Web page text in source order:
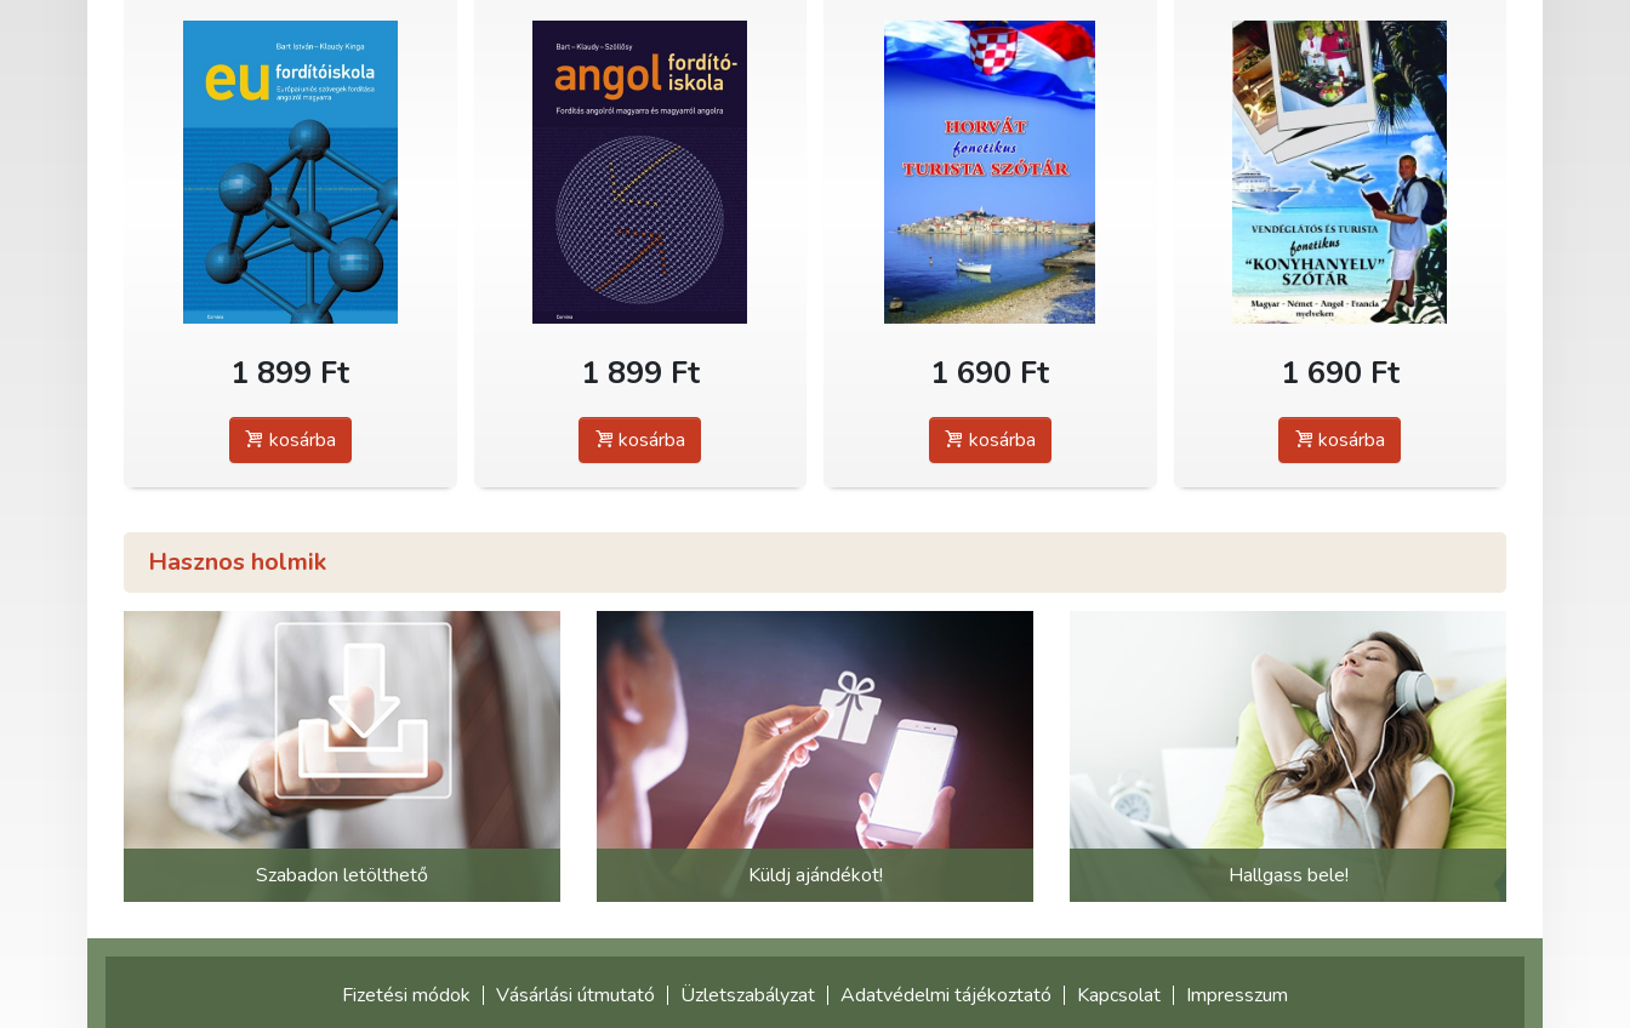
1 899 Ft
kosárba
1 899 Ft
kosárba
1 690 Ft
kosárba
1 690 Ft
kosárba
Hasznos holmik
Szabadon letölthető Küldj ajándékot! Hallgass bele!
Fizetési módok Vásárlási útmutató Üzletszabályzat Adatvédelmi tájékoztató Kapcsolat Impresszum